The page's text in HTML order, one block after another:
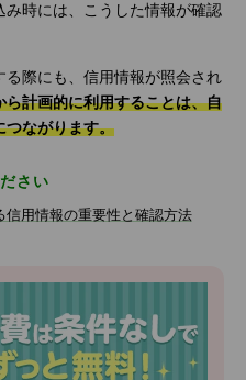
時には、こうした情報が確認
る際にも、信用情報が照会され
ら計画的に利用することは、自
つながります。
さい
信用情報の重要性と確認方法